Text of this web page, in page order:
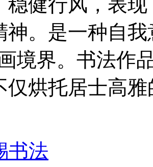
神。是一种自
境界。书法作
仅烘托居士高
书法